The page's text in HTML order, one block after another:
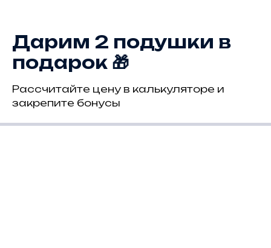
Дарим 2 подушки в
подарок 🎁
Рассчитайте цену в калькуляторе и
закрепите бонусы